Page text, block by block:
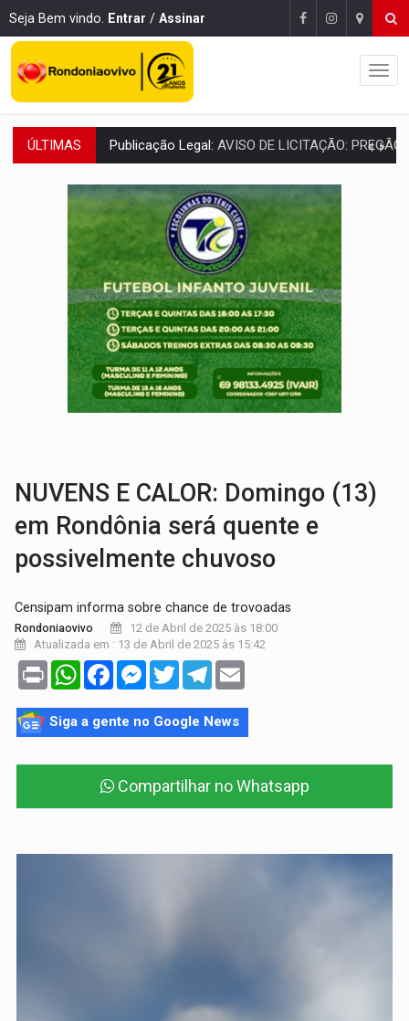
Seja Bem vindo. Entrar / Assinar
ÚLTIMAS Publicação Legal: AVISO DE LICITAÇÃO: PREGÃO ELETRÔNICO Nº
RUA DAS PENHAS:MPRO promove intervenção artística pelos
PEDIDO DE PROVIDÊNCIA:Erosão ameaça acesso a bairros às margens do
ELEIÇÕES 2026:Policial candidato a deputado federal do PL declara
Publicação Legal:AVISO DE LICITAÇÃO: PREGÃO ELETRÔNICO N.°
NO CASTANHEIRA:Denúncia de 'tribunal do crime' leva PM a prender
NO FLAGRA:'Churrasco' e comparsas do CV são presos com moto
URGENTE:Homem é baleado após apontar arma para
NUVENS E CALOR: Domingo (13)
em Rondônia será quente e
possivelmente chuvoso
Censipam informa sobre chance de trovoadas
Rondoniaovivo
12 de Abril de 2025 às 18:00
Atualizada em : 13 de Abril de 2025 às 15:42
Print WhatsAppFacebookMessenger
TwitterTelegram
Siga a gente no Google News
Compartilhar no Whatsapp